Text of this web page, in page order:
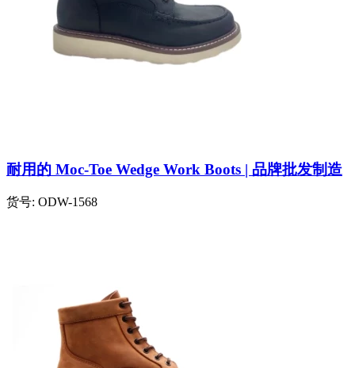
耐用的 Moc-Toe Wedge Work Boots | 品牌批发制造
货号: ODW-1568